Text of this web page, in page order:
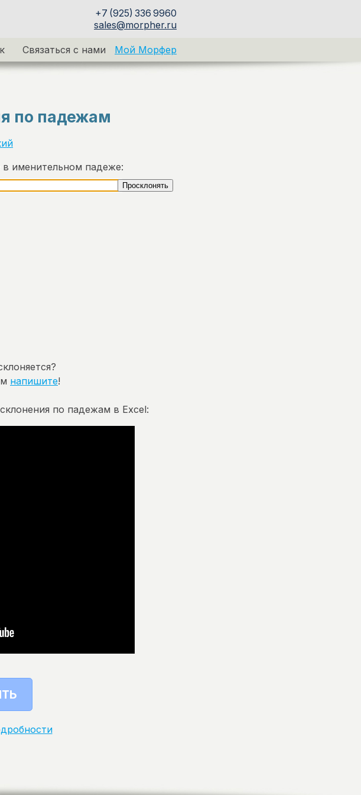
+7 (925) 336 9960
sales@morpher.ru
Связаться с нами Мой Морфер
по падежам
в именительном падеже:
напишите!
по падежам в Excel: